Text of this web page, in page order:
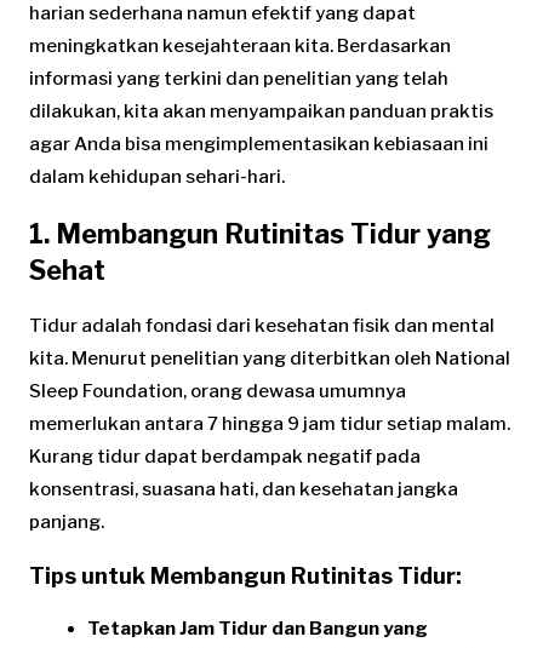
harian sederhana namun efektif yang dapat
meningkatkan kesejahteraan kita. Berdasarkan
informasi yang terkini dan penelitian yang telah
dilakukan, kita akan menyampaikan panduan praktis
agar Anda bisa mengimplementasikan kebiasaan ini
dalam kehidupan sehari-hari.
1. Membangun Rutinitas Tidur yang
Sehat
Tidur adalah fondasi dari kesehatan fisik dan mental
kita. Menurut penelitian yang diterbitkan oleh National
Sleep Foundation, orang dewasa umumnya
memerlukan antara 7 hingga 9 jam tidur setiap malam.
Kurang tidur dapat berdampak negatif pada
konsentrasi, suasana hati, dan kesehatan jangka
panjang.
Tips untuk Membangun Rutinitas Tidur:
Tetapkan Jam Tidur dan Bangun yang